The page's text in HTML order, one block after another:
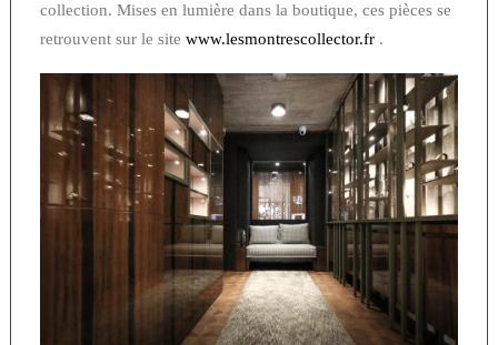
collection. Mises en lumière dans la boutique, ces pièces se
retrouvent sur le site www.lesmontrescollector.fr .